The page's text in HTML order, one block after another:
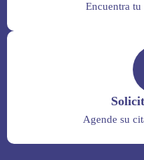
Encuentra tu
Agende su